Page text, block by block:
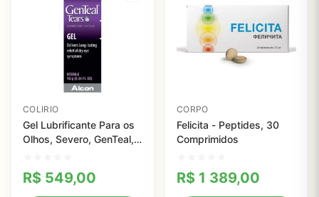
COLIRIO
Gel Lubrificante Para os
Olhos, Severo, GenTeal,
R$ 549,00
CORPO
Felicita - Peptides, 30
Comprimidos
R$ 1 389,00